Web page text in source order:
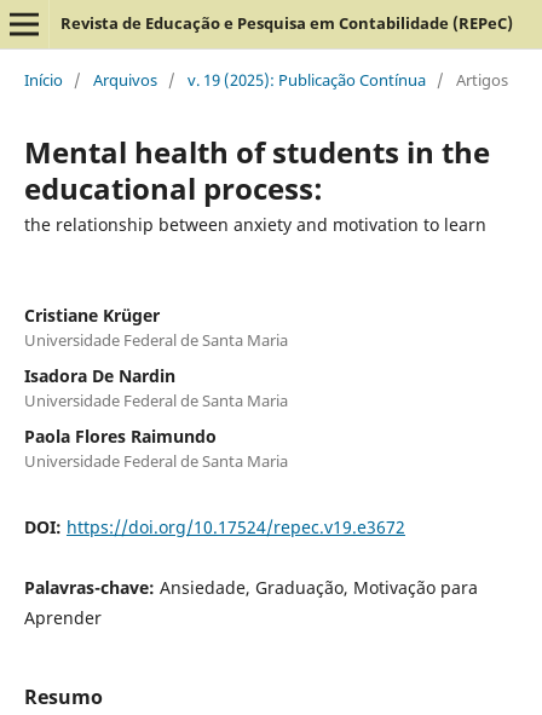
Revista de Educação e Pesquisa em Contabilidade (REPeC)
Início / Arquivos / v. 19 (2025): Publicação Contínua / Artigos
Mental health of students in the
educational process:
the relationship between anxiety and motivation to learn
Cristiane Krüger
Universidade Federal de Santa Maria
Isadora De Nardin
Universidade Federal de Santa Maria
Paola Flores Raimundo
Universidade Federal de Santa Maria
DOI: https://doi.org/10.17524/repec.v19.e3672
Palavras-chave: Ansiedade, Graduação, Motivação para
Aprender
Resumo